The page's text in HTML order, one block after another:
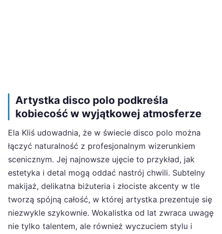
Artystka disco polo podkreśla
kobiecość w wyjątkowej atmosferze
Ela Kliś udowadnia, że w świecie disco polo można
łączyć naturalność z profesjonalnym wizerunkiem
scenicznym. Jej najnowsze ujęcie to przykład, jak
estetyka i detal mogą oddać nastrój chwili. Subtelny
makijaż, delikatna biżuteria i złociste akcenty w tle
tworzą spójną całość, w której artystka prezentuje się
niezwykle szykownie. Wokalistka od lat zwraca uwagę
nie tylko talentem, ale również wyczuciem stylu i